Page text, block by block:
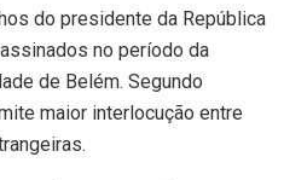
do presidente da República
no período da
de Belém. Segundo
maior interlocução entre